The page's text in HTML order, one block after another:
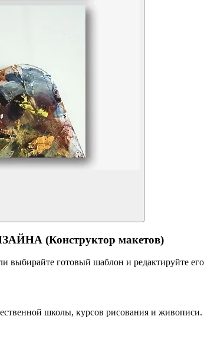
(Конструктор макетов)
выбирайте готовый шаблон и редактируйте
школы, курсов рисования и